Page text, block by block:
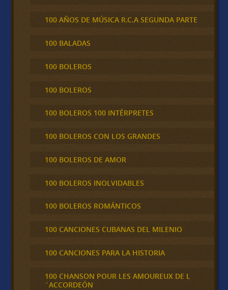
100 AÑOS DE MÚSICA R.C.A SEGUNDA PARTE
100 BALADAS
100 BOLEROS
100 BOLEROS
100 BOLEROS 100 INTÉRPRETES
100 BOLEROS CON LOS GRANDES
100 BOLEROS DE AMOR
100 BOLEROS INOLVIDABLES
100 BOLEROS ROMÁNTICOS
100 CANCIONES CUBANAS DEL MILENIO
100 CANCIONES PARA LA HISTORIA
100 CHANSON POUR LES AMOUREUX DE L
´ACCORDEÓN